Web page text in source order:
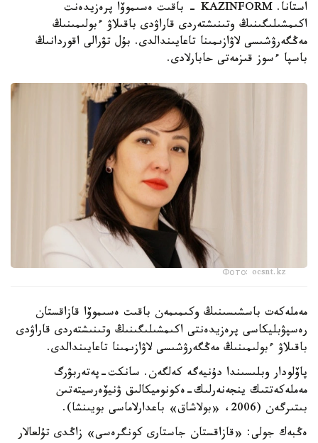
استانا. KAZINFORM - باقىت ەسىموۆا پرەزيدەنت
اكىمشىلىگىنىڭ وتىنىشتەردى قاراۋدى باقىلاۋ ءبولىمىنىڭ
مەڭگەرۋشىسى لاۋازىمىنا تاعايىندالدى. بۇل تۋرالى اقوردانىڭ
باسپا ءسوز قىزمەتى حابارلادى.
Фото: ocsnt.kz
مەملەكەت باسشىسىنىڭ وكىمىمەن باقىت ەسىموۆا قازاقستان
رەسپۋبليكاسى پرەزيدەنتى اكىمشىلىگىنىڭ وتىنىشتەردى قاراۋدى
باقىلاۋ ءبولىمىنىڭ مەڭگەرۋشىسى لاۋازىمىنا تاعايىندالدى.
پاۆلودار وبلىسىندا دۇنيەگە كەلگەن. سانكت-پەتەربۋرگ
مەملەكەتتىك ينجەنەرلىك-ەكونوميكالىق ۋنيۆەرسيتەتىن
بىتىرگەن (2006، «بولاشاق» باعدارلاماسى بويىنشا).
ەڭبەك جولى: «قازاقستان جاستارى كونگرەسى» زاڭدى تۇلعالار